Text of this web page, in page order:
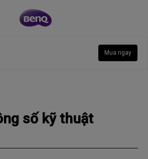
Mua ngay
số kỹ thuật